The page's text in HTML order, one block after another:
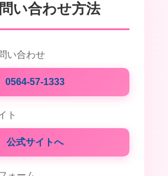
い合わせ方法
い合わせ
0564-57-1333
ト
公式サイトへ